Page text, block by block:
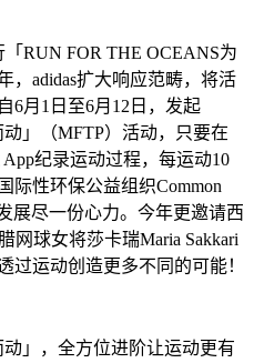
RUN FOR THE OCEANS为
，adidas扩大响应范畴，将活
6月1日至6月12日，发起
动」（MFTP）活动，只要在
App纪录运动过程，每运动10
际性环保公益组织Common
展尽一份心力。今年更邀请西
网球女将莎卡瑞Maria Sakkari
过运动创造更多不同的可能！
动」，全方位进阶让运动更有